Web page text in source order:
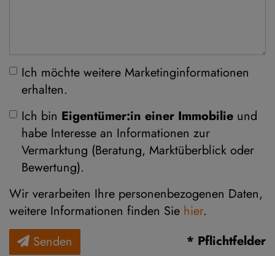
Ich möchte weitere Marketinginformationen
erhalten.
Ich bin Eigentümer:in einer Immobilie und
habe Interesse an Informationen zur
Vermarktung (Beratung, Marktüberblick oder
Bewertung).
Wir verarbeiten Ihre personenbezogenen Daten,
weitere Informationen finden Sie hier.
Senden
* Pflichtfelder